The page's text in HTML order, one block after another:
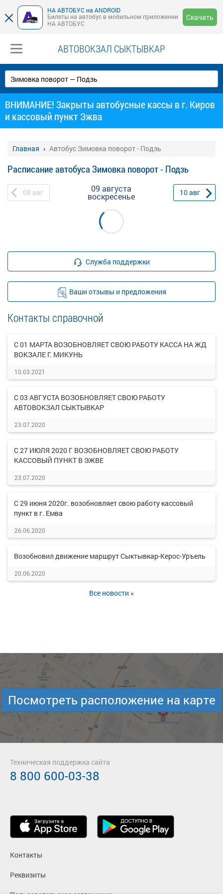
НА АВТОБУС на ANDROID
Билеты на автобус в мобильном приложении
НА АВТОБУС
Скачать
АВТОВОКЗАЛ СЫКТЫВКАР
ВНИМАНИЕ! Закрыты автобусные кассы в г. Киров
и кассовый пункт Эжва
Главная Автобус Зимовка поворот - Подзь
Расписание автобуса Зимовка поворот - Подзь
08 авг 09 августа
воскресенье 10авг
Служба поддержки
Ваши отзывы и предложения
Контакты справочной
С 01 МАРТА ВОЗОБНОВЛЯЕТ СВОЮ РАБОТУ КАССА НА ЖД
ВОКЗАЛЕ Г. МИКУНЬ
10.03.2021
С 03 АВГУСТА ВОЗОБНОВЛЯЕТ СВОЮ РАБОТУ
АВТОВОКЗАЛ СЫКТЫВКАР
23.07.2020
С 27 ИЮЛЯ 2020 Г ВОЗОБНОВЛЯЕТ СВОЮ РАБОТУ
КАССОВЫЙ ПУНКТ В ЭЖВЕ
23.07.2020
С 29 июня 2020г. возобновляет свою работу кассовый
пункт в г. Емва
26.06.2020
Возобновил движение маршрут Сыктывкар-Керос-Уръель
20.06.2020
Все новости »
Посмотреть расположение на карте
Контакты
Реквизиты
Техническая поддержка сайта
8 800 600-03-38